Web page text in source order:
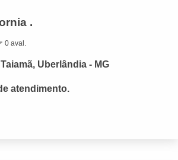
.
0 aval.
Uberlândia - MG
atendimento.